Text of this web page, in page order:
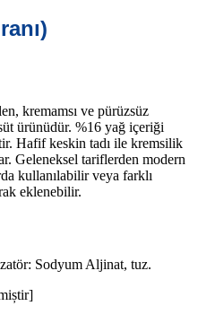
kremamsı ve pürüzsüz
ürünüdür. %16 yağ içeriği
Hafif keskin tadı ile kremsilik
Geleneksel tariflerden modern
kullanılabilir veya farklı
eklenebilir.
Sodyum Aljinat, tuz.